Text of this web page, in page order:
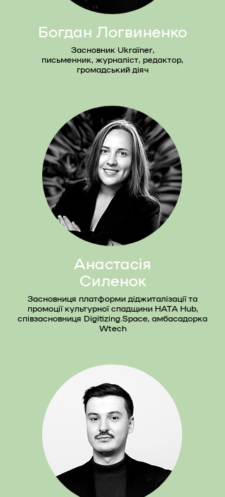
Богдан Логвиненко
Засновник Ukraїner,
письменник, журналіст, редактор,
громадський діяч
Анастасія
Силенок
Засновниця платформи діджиталізації та
промоції культурної спадщини HATA Hub,
співзасновниця Digitizing.Space, амбасадорка
Wtech